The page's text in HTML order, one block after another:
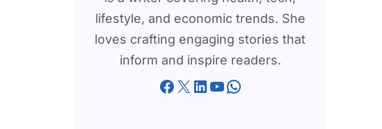
lifestyle, and economic trends. She
loves crafting engaging stories that
inform and inspire readers.
Facebook X LinkedIn YouTube WhatsApp